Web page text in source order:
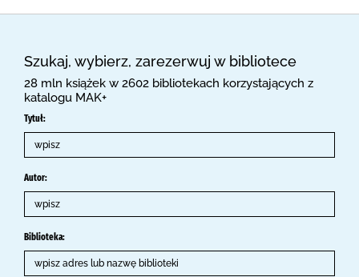
Szukaj, wybierz, zarezerwuj w bibliotece
28 mln książek w 2602 bibliotekach korzystających z
katalogu MAK+
Tytuł:
Autor:
Biblioteka: